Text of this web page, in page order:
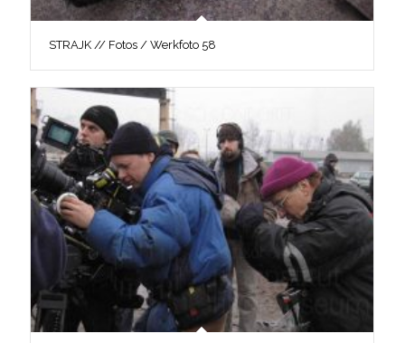
STRAJK // Fotos / Werkfoto 58